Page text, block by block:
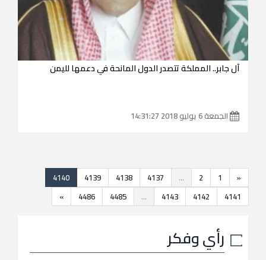
آل جابر.. المملكة تتصدر الدول المانحة في دعمها لليمن
الجمعة 6 يوليو 2018 14:31:27
«
1
2
...
4137
4138
4139
4140
4141
4142
4143
...
4485
4486
»
رأي وفكر